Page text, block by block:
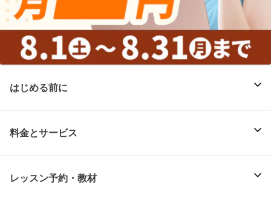
はじめる前に
料金とサービス
レッスン予約・教材